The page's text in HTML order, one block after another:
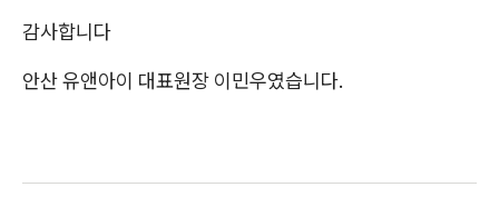
감사합니다
안산 유앤아이 대표원장 이민우였습니다.